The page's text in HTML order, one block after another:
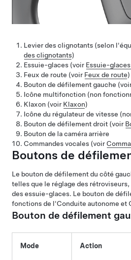
Levier des clignotants (selon
des clignotants)
Essuie-glaces (voir Essuie-
Feux de route (voir Feux de route)
Bouton de défilement gauche
Icône multifonction (non
Klaxon (voir Klaxon)
Icône du régulateur de vitesse
Bouton de défilement droit (voir
Bouton de la caméra arrière
Commandes vocales (voir
Boutons de
Le bouton de défilement du côté
telles que le réglage des
des essuie-glaces. Le bouton de
fonctions de l'Conduite autonome et
Bouton de défilement
Mode Action